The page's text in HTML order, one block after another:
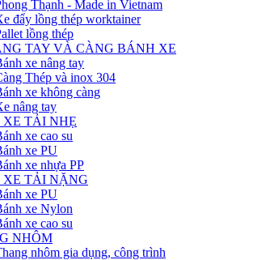
Thạnh - Made in Vietnam
đẩy lồng thép worktainer
lồng thép
TAY VÀ CÀNG BÁNH XE
xe nâng tay
Thép và inox 304
xe không càng
nâng tay
TẢI NHẸ
xe cao su
xe PU
xe nhựa PP
TẢI NẶNG
xe PU
xe Nylon
xe cao su
NHÔM
nhôm gia dụng, công trình